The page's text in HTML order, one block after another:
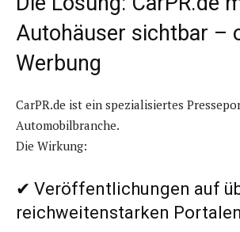
Autohäuser sichtbar –
Werbung
CarPR.de ist ein spezialisiertes
Automobilbranche.
Die Wirkung:
✔ Veröffentlichungen auf
reichweitenstarken Portalen